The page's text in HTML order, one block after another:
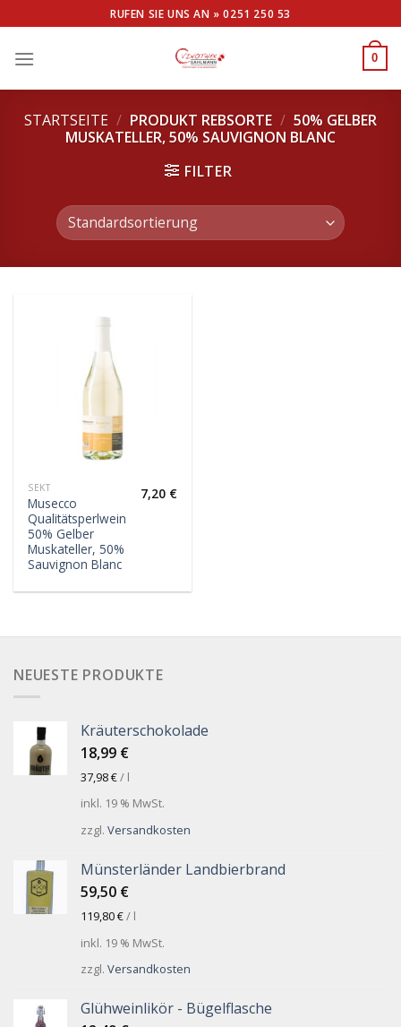
to
content
RUFEN SIE UNS AN »0251 250 53
0
STARTSEITE / PRODUKT REBSORTE / 50% GELBER
MUSKATELLER, 50% SAUVIGNON BLANC
FILTER
SEKT
Musecco
Qualitätsperlwein
50% Gelber
Muskateller, 50%
Sauvignon Blanc
7,20 €
NEUESTE PRODUKTE
Kräuterschokolade
18,99 €
37,98€/ l
inkl. 19 % MwSt.
zzgl. Versandkosten
Münsterländer Landbierbrand
59,50 €
119,80€/ l
inkl. 19 % MwSt.
zzgl. Versandkosten
Glühweinlikör - Bügelflasche